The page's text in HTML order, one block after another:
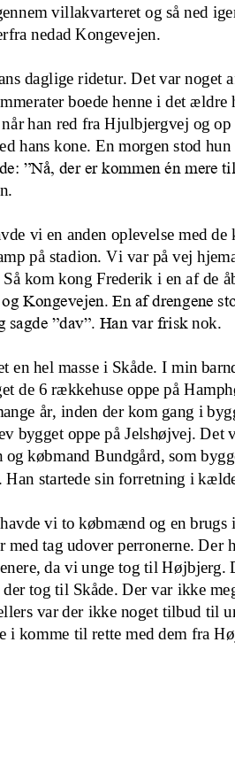
villakvarteret og så ned
nedad Kongevejen.
daglige ridetur. Det var noget
boede henne i det ældre
han red fra Hjulbjergvej og
hans kone. En morgen stod hun
”Nå, der er kommen én mere
vi en anden oplevelse med de
på stadion. Vi var på vej
kom kong Frederik i en af de
Kongevejen. En af drengene
sagde ”dav”. Han var frisk nok.
en hel masse i Skåde. I min
de 6 rækkehuse oppe på
år, inden der kom gang i
bygget oppe på Jelshøjvej. Det
og købmand Bundgård, som
Han startede sin forretning i
havde vi to købmænd og en
med tag udover perronerne.
da vi unge tog til
tog til Skåde. Der var ikke
var der ikke noget tilbud til
i komme til rette med dem fra